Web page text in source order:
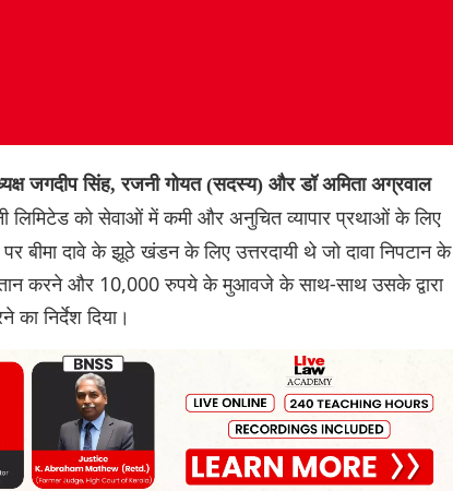
जगदीप सिंह, रजनी गोयत (सदस्य) और डॉ अमिता अग्रवाल
लिमिटेड को सेवाओं में कमी और अनुचित व्यापार प्रथाओं के लिए
बीमा दावे के झूठे खंडन के लिए उत्तरदायी थे जो दावा निपटान के
करने और 10,000 रुपये के मुआवजे के साथ-साथ उसके द्वारा
निर्देश दिया।